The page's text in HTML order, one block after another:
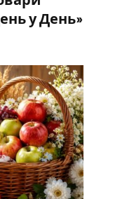
у День»